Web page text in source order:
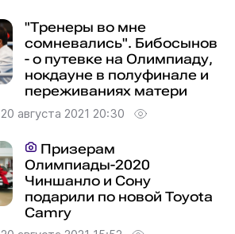
"Тренеры во мне
сомневались". Бибосынов
- о путевке на Олимпиаду,
нокдауне в полуфинале и
переживаниях матери
20 августа 2021 20:30
Олимпиады-2020
Чиншанло и Сону
подарили по новой Toyota
Camry